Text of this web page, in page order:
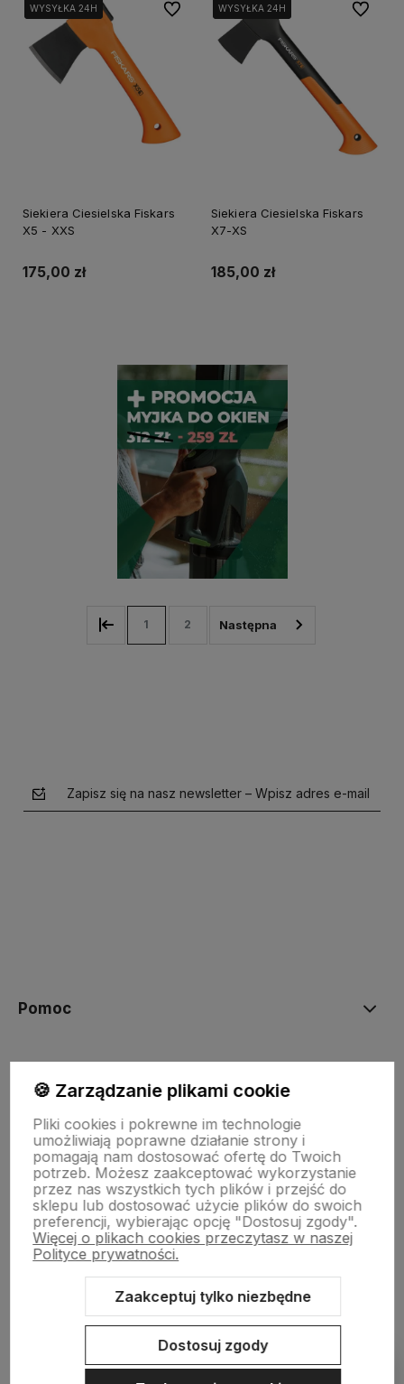
WYSYŁKA 24H
WYSYŁKA 24H
Siekiera Ciesielska Fiskars
X5 - XXS
175,00 zł
Do ulubionychWYSYŁKA 24H
WYSYŁKA 24H
Siekiera Ciesielska Fiskars
X7-XS
185,00 zł
Do
1 2
Zapisz się na nasz newsletter – Wpisz adres e-mail
Pomoc
Płatności i dostawa
Informacje
O nas
Sklep internetowy Shoper.pl Szablon Shoper Modern 3.0™
GrowCommerce
🍪 Zarządzanie plikami cookie
Pliki cookies i pokrewne im technologie
umożliwiają poprawne działanie strony i
pomagają nam dostosować ofertę do Twoich
potrzeb. Możesz zaakceptować wykorzystanie
przez nas wszystkich tych plików i przejść do
sklepu lub dostosować użycie plików do swoich
preferencji, wybierając opcję "Dostosuj zgody".
Więcej o plikach cookies przeczytasz w naszej
Polityce prywatności.
Zaakceptuj tylko niezbędne
Dostosuj zgody